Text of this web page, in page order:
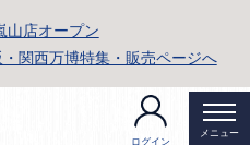
山店オープン
関西万博特集・販売ページへ
ログイン
メニュー